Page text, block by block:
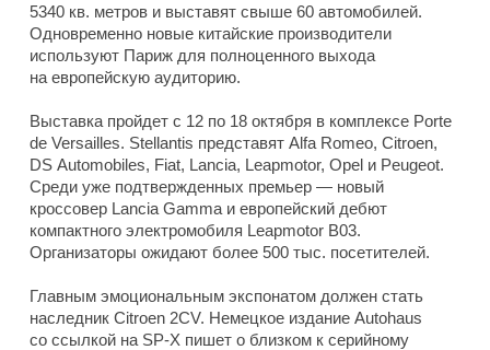
5340 кв. метров и выставят свыше 60 автомобилей.
Одновременно новые китайские производители
используют Париж для полноценного выхода
на европейскую аудиторию.
Выставка пройдет с 12 по 18 октября в комплексе Porte
de Versailles. Stellantis представят Alfa Romeo, Citroen,
DS Automobiles, Fiat, Lancia, Leapmotor, Opel и Peugeot.
Среди уже подтвержденных премьер — новый
кроссовер Lancia Gamma и европейский дебют
компактного электромобиля Leapmotor B03.
Организаторы ожидают более 500 тыс. посетителей.
Главным эмоциональным экспонатом должен стать
наследник Citroen 2CV. Немецкое издание Autohaus
со ссылкой на SP-X пишет о близком к серийному